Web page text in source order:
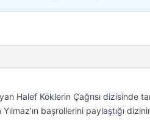
Halef Köklerin Çağrısı dizisinde
başrollerini paylaştığı